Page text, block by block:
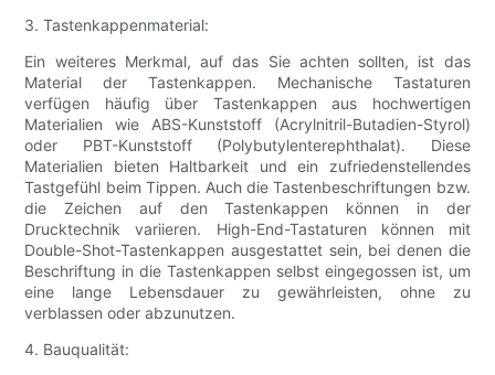
3. Tastenkappenmaterial:
Ein weiteres Merkmal, auf das Sie achten sollten, ist das
Material der Tastenkappen. Mechanische Tastaturen
verfügen häufig über Tastenkappen aus hochwertigen
Materialien wie ABS-Kunststoff (Acrylnitril-Butadien-Styrol)
oder PBT-Kunststoff (Polybutylenterephthalat). Diese
Materialien bieten Haltbarkeit und ein zufriedenstellendes
Tastgefühl beim Tippen. Auch die Tastenbeschriftungen bzw.
die Zeichen auf den Tastenkappen können in der
Drucktechnik variieren. High-End-Tastaturen können mit
Double-Shot-Tastenkappen ausgestattet sein, bei denen die
Beschriftung in die Tastenkappen selbst eingegossen ist, um
eine lange Lebensdauer zu gewährleisten, ohne zu
verblassen oder abzunutzen.
4. Bauqualität: